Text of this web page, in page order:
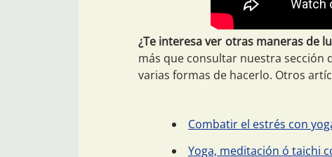
¿Te interesa ver otras maneras de
más que consultar nuestra sección
varias formas de hacerlo. Otros
Combatir el estrés con
Yoga, meditación ó taichi